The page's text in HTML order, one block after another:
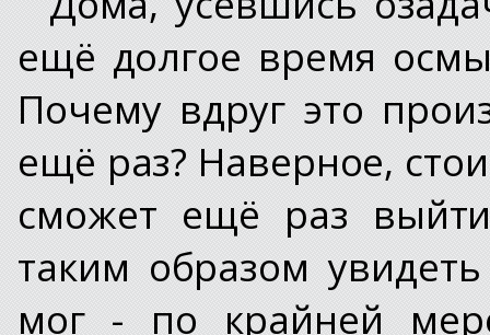
ещё долгое время
Почему вдруг это
ещё раз? Наверное,
сможет ещё раз
таким образом
мог - по крайней